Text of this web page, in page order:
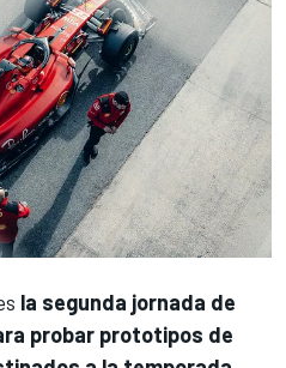
la segunda jornada de
probar prototipos de